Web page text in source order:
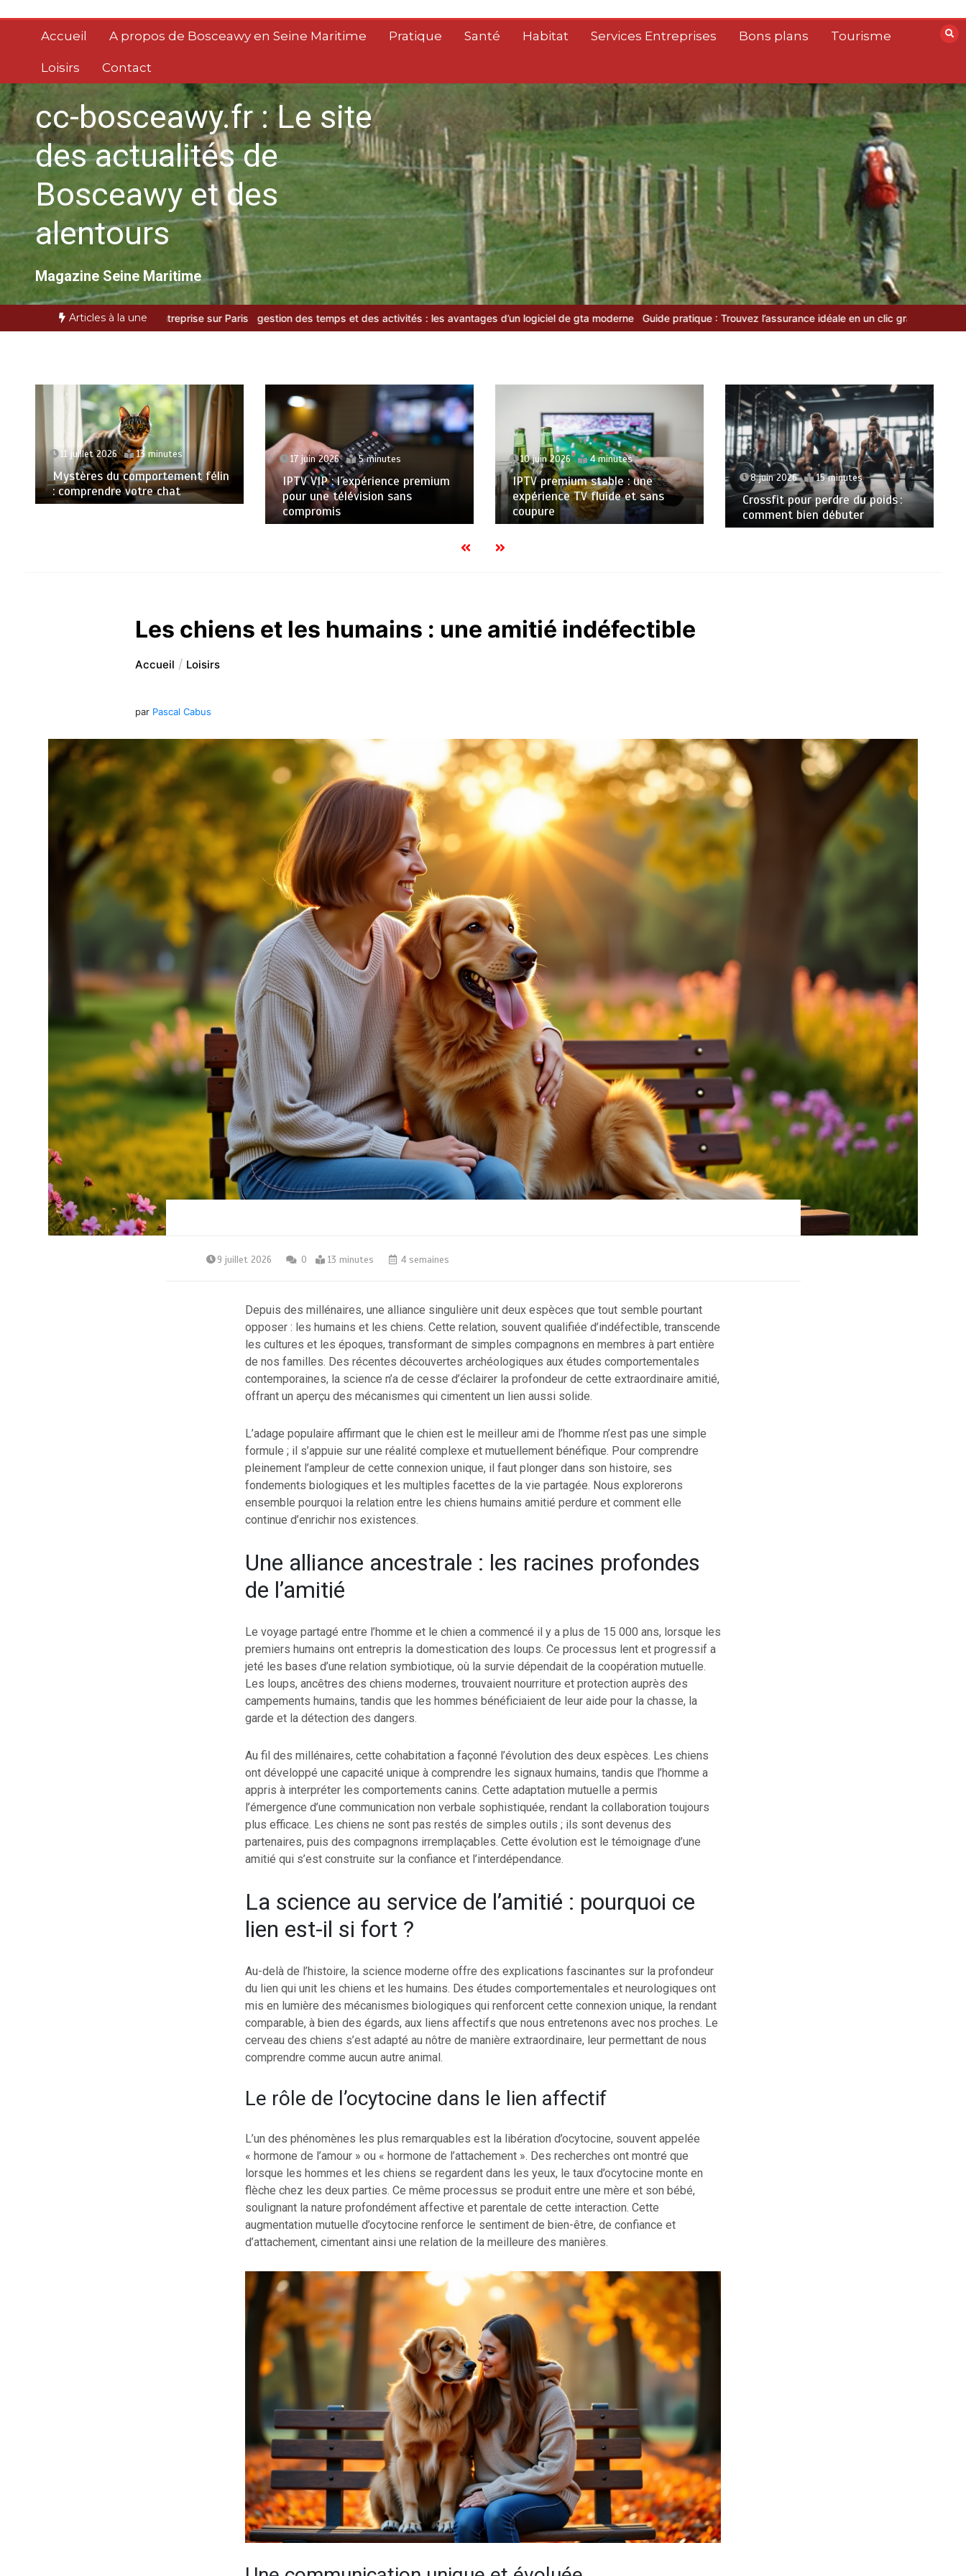
contenuAccueil A propos de Bosceawy en Seine Maritime Pratique Santé Habitat Services Entreprises Bons plans Tourisme
Loisirs Contact
cc-bosceawy.fr : Le site
des actualités de
Bosceawy et des
alentours
Magazine Seine Maritime
Articles à la une
sur Paris gestion des temps et des activités : les avantages d’un logiciel de gta moderne Guide pratique : Trouvez l’assurance idéale en un clic grâce au comparateur Comment choisir
17 juin 2026 5 minutes
IPTV VIP : l’expérience premium
pour une télévision sans
10 juin 2026 4 minutes
IPTV premium stable : une
expérience TV fluide et sans
coupure
8 juin 2026 15 minutes
Crossfit pour perdre du poids :
comment bien débuter
1 juin 2026 5 minutes
Meilleur fournisseur IPTV :
comment faire le bon choix ?
Les chiens et les humains : une amitié indéfectible
Accueil Loisirs
par Pascal Cabus
9 juillet 2026 0 13 minutes 4 semaines
Depuis des millénaires, une alliance singulière unit deux espèces que tout semble pourtant
opposer : les humains et les chiens. Cette relation, souvent qualifiée d’indéfectible, transcende
les cultures et les époques, transformant de simples compagnons en membres à part entière
de nos familles. Des récentes découvertes archéologiques aux études comportementales
contemporaines, la science n’a de cesse d’éclairer la profondeur de cette extraordinaire amitié,
offrant un aperçu des mécanismes qui cimentent un lien aussi solide.
L’adage populaire affirmant que le chien est le meilleur ami de l’homme n’est pas une simple
formule ; il s’appuie sur une réalité complexe et mutuellement bénéfique. Pour comprendre
pleinement l’ampleur de cette connexion unique, il faut plonger dans son histoire, ses
fondements biologiques et les multiples facettes de la vie partagée. Nous explorerons
ensemble pourquoi la relation entre les chiens humains amitié perdure et comment elle
continue d’enrichir nos existences.
Une alliance ancestrale : les racines profondes
de l’amitié
Le voyage partagé entre l’homme et le chien a commencé il y a plus de 15 000 ans, lorsque les
premiers humains ont entrepris la domestication des loups. Ce processus lent et progressif a
jeté les bases d’une relation symbiotique, où la survie dépendait de la coopération mutuelle.
Les loups, ancêtres des chiens modernes, trouvaient nourriture et protection auprès des
campements humains, tandis que les hommes bénéficiaient de leur aide pour la chasse, la
garde et la détection des dangers.
Au fil des millénaires, cette cohabitation a façonné l’évolution des deux espèces. Les chiens
ont développé une capacité unique à comprendre les signaux humains, tandis que l’homme a
appris à interpréter les comportements canins. Cette adaptation mutuelle a permis
l’émergence d’une communication non verbale sophistiquée, rendant la collaboration toujours
plus efficace. Les chiens ne sont pas restés de simples outils ; ils sont devenus des
partenaires, puis des compagnons irremplaçables. Cette évolution est le témoignage d’une
amitié qui s’est construite sur la confiance et l’interdépendance.
La science au service de l’amitié : pourquoi ce
lien est-il si fort ?
Au-delà de l’histoire, la science moderne offre des explications fascinantes sur la profondeur
du lien qui unit les chiens et les humains. Des études comportementales et neurologiques ont
mis en lumière des mécanismes biologiques qui renforcent cette connexion unique, la rendant
comparable, à bien des égards, aux liens affectifs que nous entretenons avec nos proches. Le
cerveau des chiens s’est adapté au nôtre de manière extraordinaire, leur permettant de nous
comprendre comme aucun autre animal.
Le rôle de l’ocytocine dans le lien affectif
L’un des phénomènes les plus remarquables est la libération d’ocytocine, souvent appelée
« hormone de l’amour » ou « hormone de l’attachement ». Des recherches ont montré que
lorsque les hommes et les chiens se regardent dans les yeux, le taux d’ocytocine monte en
flèche chez les deux parties. Ce même processus se produit entre une mère et son bébé,
soulignant la nature profondément affective et parentale de cette interaction. Cette
augmentation mutuelle d’ocytocine renforce le sentiment de bien-être, de confiance et
d’attachement, cimentant ainsi une relation de la meilleure des manières.